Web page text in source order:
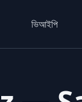
ভিআইপি